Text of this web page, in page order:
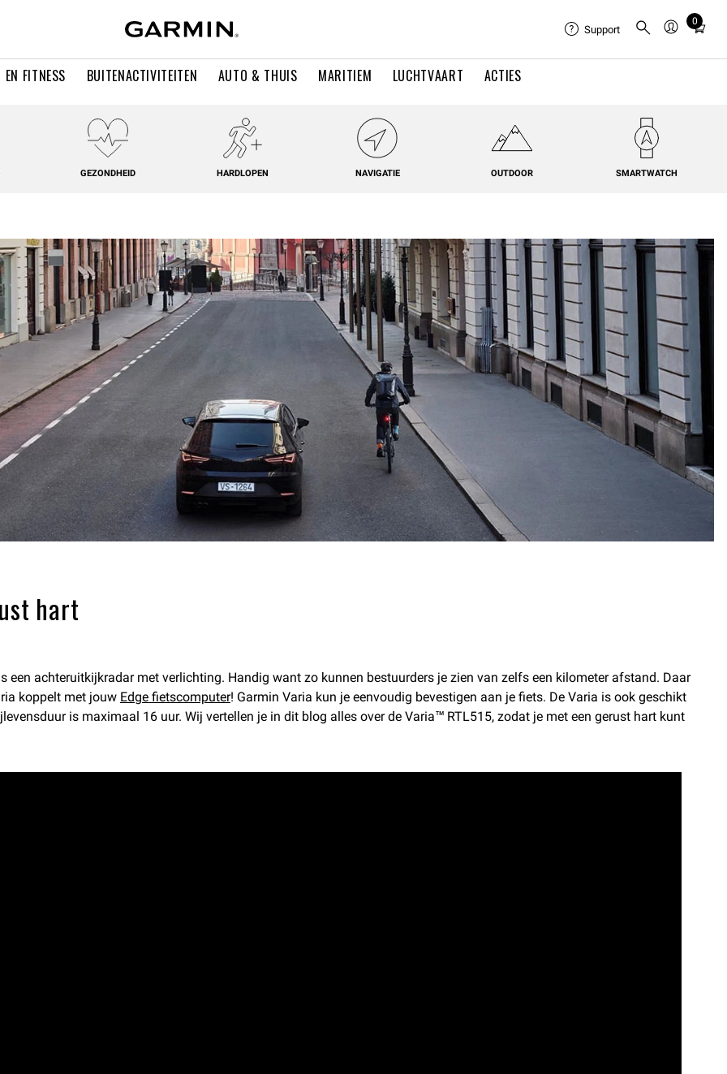
EN FITNESS BUITENACTIVITEITEN AUTO & THUIS MARITIEM LUCHTVAART ACTIES
Support
0
Total
in
GEZONDHEID HARDLOPEN NAVIGATIE OUTDOOR SMARTWATCH
hart
een achteruitkijkradar met verlichting. Handig want zo kunnen bestuurders je zien van zelfs een kilometer afstand. Daar
koppelt met jouw Edge fietscomputer! Garmin Varia kun je eenvoudig bevestigen aan je fiets. De Varia is ook geschikt
is maximaal 16 uur. Wij vertellen je in dit blog alles over de Varia™ RTL515, zodat je met een gerust hart kunt